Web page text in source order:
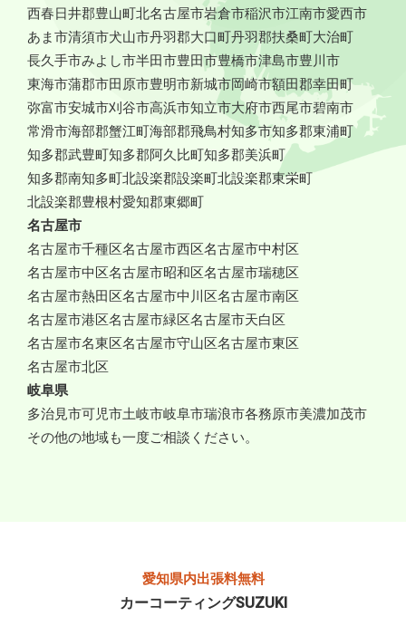
西春日井郡豊山町北名古屋市岩倉市稲沢市江南市愛西市
あま市清須市犬山市丹羽郡大口町丹羽郡扶桑町大治町
長久手市みよし市半田市豊田市豊橋市津島市豊川市
東海市蒲郡市田原市豊明市新城市岡崎市額田郡幸田町
弥富市安城市刈谷市高浜市知立市大府市西尾市碧南市
常滑市海部郡蟹江町海部郡飛鳥村知多市知多郡東浦町
知多郡武豊町知多郡阿久比町知多郡美浜町
知多郡南知多町北設楽郡設楽町北設楽郡東栄町
北設楽郡豊根村愛知郡東郷町
名古屋市
名古屋市千種区名古屋市西区名古屋市中村区
名古屋市中区名古屋市昭和区名古屋市瑞穂区
名古屋市熱田区名古屋市中川区名古屋市南区
名古屋市港区名古屋市緑区名古屋市天白区
名古屋市名東区名古屋市守山区名古屋市東区
名古屋市北区
岐阜県
多治見市可児市土岐市岐阜市瑞浪市各務原市美濃加茂市
その他の地域も一度ご相談ください。
愛知県内出張料無料
カーコーティングSUZUKI